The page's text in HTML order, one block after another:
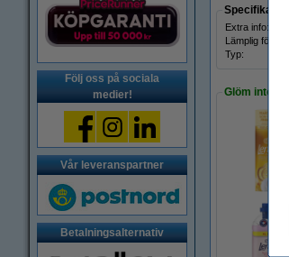
Följ oss på sociala
medier!
Vår leveranspartner
Betalningsalternativ
Extra info:
Lämplig för:
Typ:
Glöm inte